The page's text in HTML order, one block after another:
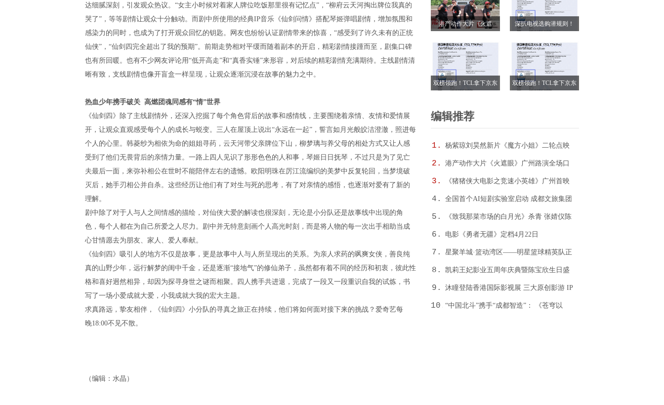
达细腻深刻，引发观众热议。 “女主小时候对着家人牌位吃饭那里很有记忆点” ， “柳府云天河掏出牌位我真的
哭了” ，等等剧情让观众十分触动。而剧中所使用的经典IP音乐《仙剑问情》搭配琴姬弹唱剧情， 增加氛围和
感染力 的同时 ，也成为了打开观众回忆的钥匙。网友也纷纷认证剧情带来的惊喜， “感受到了许久未有的正统
仙侠” ， “仙剑四完全超出了我的预期”。前期 走势相对平缓而随着副本的开启，精彩剧情接踵而至，剧集口碑
也有所回暖。也有不少网友评论用“低开高走”和“真香实锤”来形容， 对后续的精彩剧情充满期待。 主线剧情清
晰有致，支线剧情也像开盲盒一样呈现，让观众逐渐沉浸在故事的魅力之中。
热血少年携手破关 高燃团魂同感有“情”世界
《仙剑四》除了主线剧情外，还深入挖掘了每个角色背后的故事和感情线，主要围绕着亲情、友情和爱情展
开，让观众直观感受每个人的成长与蜕变。 三人在屋顶上说出“永远在一起” ，誓言如月光般皎洁澄澈，照进每
个人的心里。 韩菱纱为相依为命的姐姐寻药，云天河带父亲牌位下山，柳梦璃与养父母的相处方式又让人感
受到了他们无畏背后的亲情力量。 一路上四人见识了形形色色的人和事 ，琴姬日日抚琴，不过只是为了见亡
夫最后一面，来弥补相公在世时不能陪伴左右的遗憾。欧阳明珠在厉江流编织的美梦中反复轮回，当梦境破
灭后，她手刃相公并自杀。 这些经历让他们有了对生与死的思考， 有了对亲情的感悟， 也逐渐对爱有了新的
理解。
剧中除了对于人与人之间情感的描绘，对仙侠大爱的解读也很深刻，无论是小分队还是故事线中出现的角
色，每个人都在为自己所爱之人尽力。剧中并无特意刻画个人高光时刻，而是将人物的每一次出手相助当成
心甘情愿去为朋友、家人、爱人奉献。
《仙剑四》吸引人的地方不仅是故事，更是故事中人与人所呈现出的关系。 为亲人求药的飒爽女侠，善良纯
真的山野少年，远行解梦的闺中千金，还是逐渐“接地气”的修仙弟子，虽然都有着不同的经历和初衷，彼此性
格和喜好迥然相异，却 因为探寻身世之谜而相聚。 四人携手共进退，完成了一段又一段重识自我的试炼，书
写了一场小爱成就大爱，小我成就大我的宏大主题。
求真路远，挚友相伴，《仙剑四》小分队的寻真之旅正在持续，他们将如何面对接下来的挑战？爱奇艺每
晚18:00不见不散。
（编辑：水晶）
港产动作大片《火遮
爆棚
深扒电视选购潜规则！
不被坑
双榜领跑！TCL拿下京东
T7M Pro登顶抖音单品榜
双榜领跑！TCL拿下京东
编辑推荐
1.
杨紫琼刘昊然新片《魔方小姐》二轮点映
高燃开启 打破年龄偏见重塑无限可能
2.
港产动作大片《火遮眼》广州路演全场口
碑爆棚
3.
《猪猪侠大电影之竞速小英雄》广州首映
获赞“又燃又暖” 引爆五一期待
4.
全国首个AI短剧实验室启动 成都文旅集团
全面抢滩数字文创新高地
5.
《致我那菜市场的白月光》杀青 张婧仪陈
靖可心向野互成光
6. 电影《勇者无疆》定档4月22日
7.
星聚羊城·篮动湾区——明星篮球精英队正
式成立
8.
凯莉王妃影业五周年庆典暨陈宝欣生日盛
典圆满落幕
9.
沐瞳登陆香港国际影视展 三大原创影游 IP
重磅发布
10.“中国北斗”携手“成都智造”： 《苍穹以